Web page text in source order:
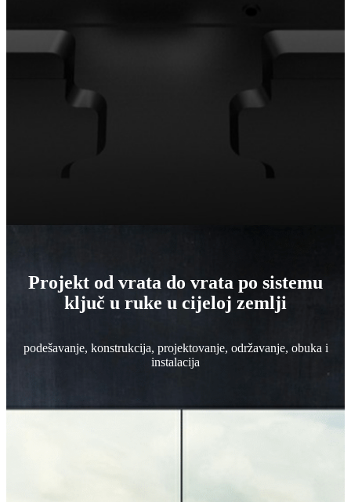
Projekt od vrata do vrata po sistemu
ključ u ruke u cijeloj zemlji
podešavanje, konstrukcija, projektovanje, održavanje, obuka i
instalacija